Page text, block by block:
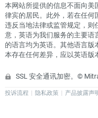
本网站所提供的信息不面向
律宾的居民。此外，若在任何
违反当地法律或监管规定，则
意，英语为我们服务的主要语
的语言均为英语。其他语言
本存在任何差异，应以英语版
SSL 安全通讯加密。©
投诉流程 隐私政策 产品披露声